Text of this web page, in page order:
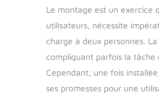
Le montage est un exercice
utilisateurs, nécessite
charge à deux personnes.
compliquant parfois la tâche
Cependant, une fois
ses promesses pour une